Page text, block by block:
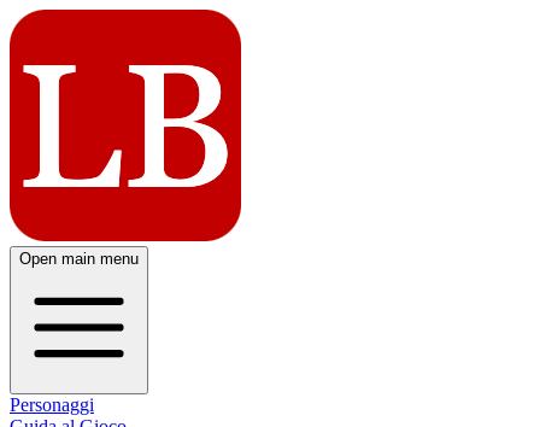
Open main menu
Personaggi